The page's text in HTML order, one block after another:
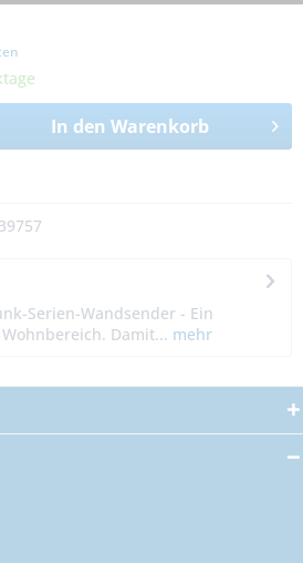
In den Warenkorb
39757
Serien-Wandsender - Ein
Damit... mehr